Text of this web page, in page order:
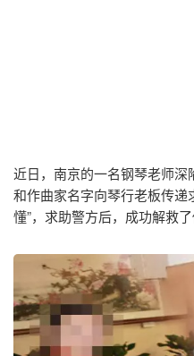
近日，南京的一名钢琴老师
和作曲家名字向琴行老板传递
懂”，求助警方后，成功解救了